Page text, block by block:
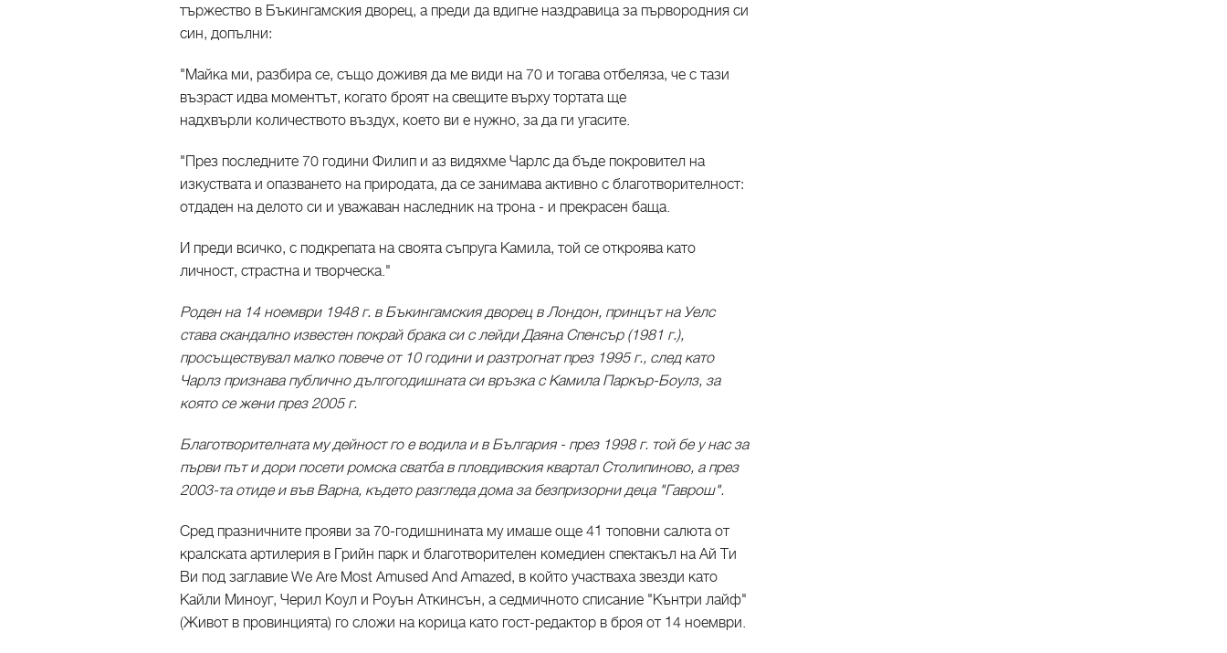
тържество в Бъкингамския дворец, а преди да вдигне наздравица за първородния си
син, допълни:
"Майка ми, разбира се, също доживя да ме види на 70 и тогава отбеляза, че с тази
възраст идва моментът, когато броят на свещите върху тортата ще
надхвърли количеството въздух, което ви е нужно, за да ги угасите.
"През последните 70 години Филип и аз видяхме Чарлс да бъде покровител на
изкуствата и опазването на природата, да се занимава активно с благотворителност:
отдаден на делото си и уважаван наследник на трона - и прекрасен баща.
И преди всичко, с подкрепата на своята съпруга Камила, той се откроява като
личност, страстна и творческа."
Роден на 14 ноември 1948 г. в Бъкингамския дворец в Лондон, принцът на Уелс
става скандално известен покрай брака си с лейди Даяна Спенсър (1981 г.),
просъществувал малко повече от 10 години и разтрогнат през 1995 г., след като
Чарлз признава публично дългогодишната си връзка с Камила Паркър-Боулз, за
която се жени през 2005 г.
Благотворителната му дейност го е водила и в България - през 1998 г. той бе у нас за
първи път и дори посети ромска сватба в пловдивския квартал Столипиново, а през
2003-та отиде и във Варна, където разгледа дома за безпризорни деца "Гаврош".
Сред празничните прояви за 70-годишнината му имаше още 41 топовни салюта от
кралската артилерия в Грийн парк и благотворителен комедиен спектакъл на Ай Ти
Ви под заглавие We Are Most Amused And Amazed, в който участваха звезди като
Кайли Миноуг, Черил Коул и Роуън Аткинсън, а седмичното списание "Кънтри лайф"
(Живот в провинцията) го сложи на корица като гост-редактор в броя от 14 ноември.